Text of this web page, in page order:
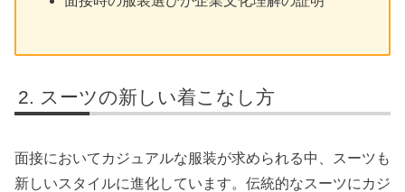
スーツの新しい着こなし方
面接においてカジュアルな服装が求められる中、スーツも
新しいスタイルに進化しています。伝統的なスーツにカジ